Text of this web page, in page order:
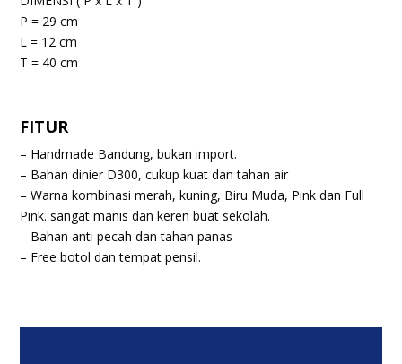
P = 29 cm
L = 12 cm
T = 40 cm
FITUR
– Handmade Bandung, bukan import.
– Bahan dinier D300, cukup kuat dan tahan air
–Warna kombinasi merah, kuning, Biru Muda, Pink dan Full
Pink. sangat manis dan keren buat sekolah.
– Bahan anti pecah dan tahan panas
– Free botol dan tempat pensil.